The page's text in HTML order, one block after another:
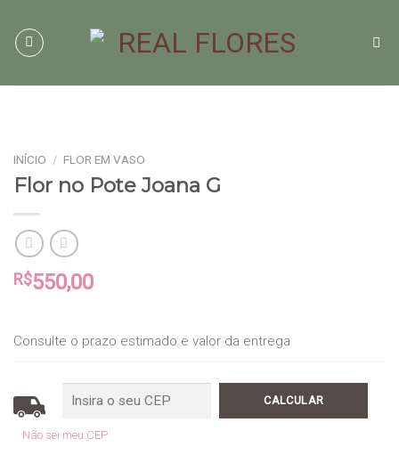
content
INÍCIO / FLOR EM VASO
Flor no Pote Joana G
R$550,00
Consulte o prazo estimado e valor da entrega
Não sei meu CEP